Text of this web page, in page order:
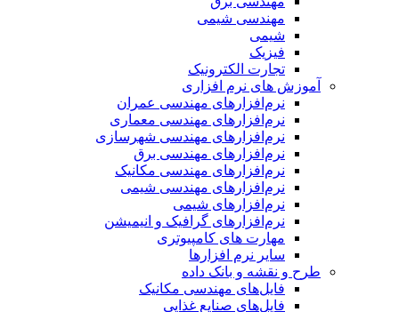
مهندسی شیمی
شیمی
فیزیک
تجارت الکترونیک
آموزش های نرم افزاری
نرم‌افزارهای مهندسی عمران
نرم‌افزارهای مهندسی معماری
نرم‌افزارهای مهندسی شهرسازی
نرم‌افزارهای مهندسی برق
نرم‌افزارهای مهندسی مکانیک
نرم‌افزارهای مهندسی شیمی
نرم‌افزارهای شیمی
نرم‌افزارهای گرافیک و انیمیشن
مهارت های کامپیوتری
سایر نرم افزارها
طرح و نقشه و بانک داده
فایل‌های مهندسی مکانیک
فایل‌های صنایع غذایی